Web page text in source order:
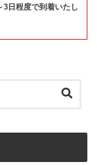
3日程度で到着いたし